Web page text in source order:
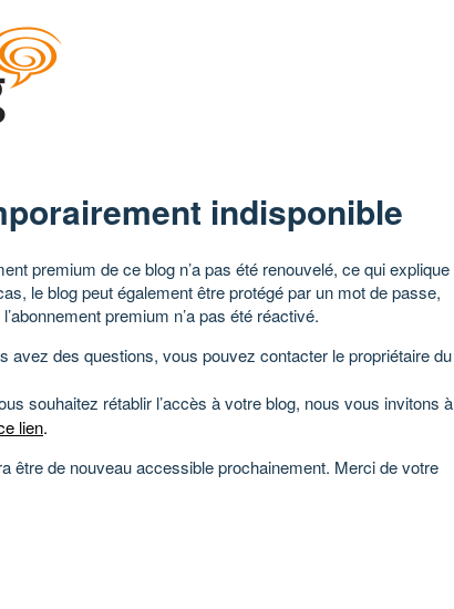
indisponible
premium de ce blog n’a pas été renouvelé, ce qui explique
le blog peut également être protégé par un mot de passe,
premium n’a pas été réactivé.
avez des questions, vous pouvez contacter le propriétaire du
souhaitez rétablir l’accès à votre blog, nous vous invitons à
lien.
être de nouveau accessible prochainement. Merci de votre